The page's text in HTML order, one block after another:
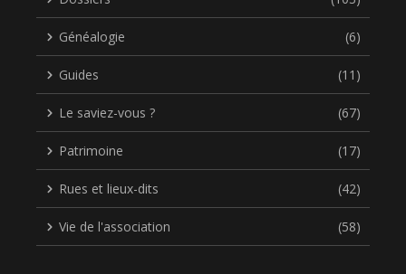
Généalogie (6)
Guides (11)
Le saviez-vous ? (67)
Patrimoine (17)
Rues et lieux-dits (42)
Vie de l'association (58)